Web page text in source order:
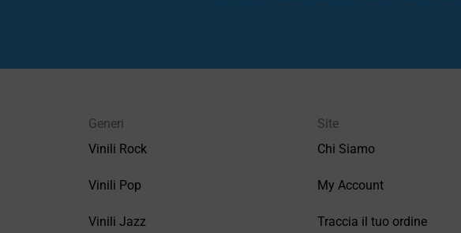
Generi
Vinili Rock
Vinili Pop
Vinili Jazz
Site
Chi Siamo
My Account
Traccia il tuo ordine